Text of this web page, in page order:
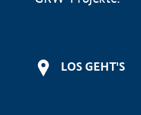
LOS GEHT'S